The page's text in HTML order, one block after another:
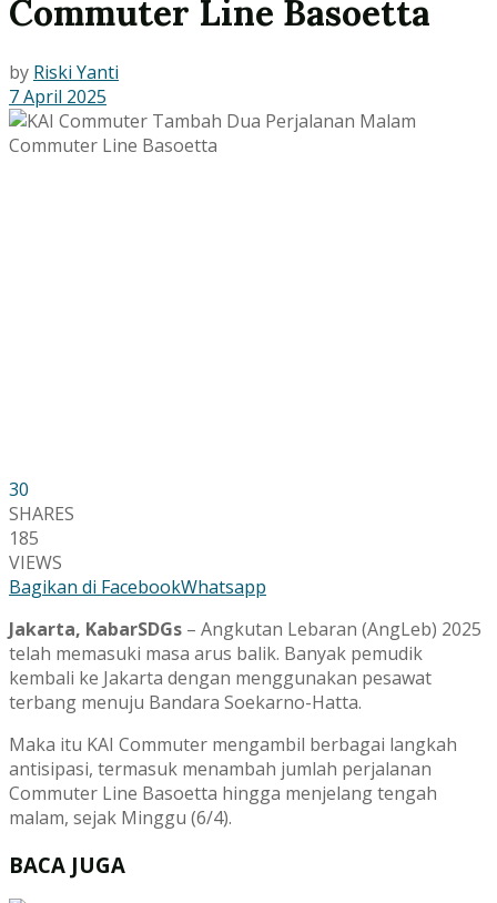
Commuter Line Basoetta
by Riski Yanti
7 April 2025
30
SHARES
185
VIEWS
Bagikan di FacebookWhatsapp
Jakarta, KabarSDGs – Angkutan Lebaran (AngLeb) 2025
telah memasuki masa arus balik. Banyak pemudik
kembali ke Jakarta dengan menggunakan pesawat
terbang menuju Bandara Soekarno-Hatta.
Maka itu KAI Commuter mengambil berbagai langkah
antisipasi, termasuk menambah jumlah perjalanan
Commuter Line Basoetta hingga menjelang tengah
malam, sejak Minggu (6/4).
BACA JUGA